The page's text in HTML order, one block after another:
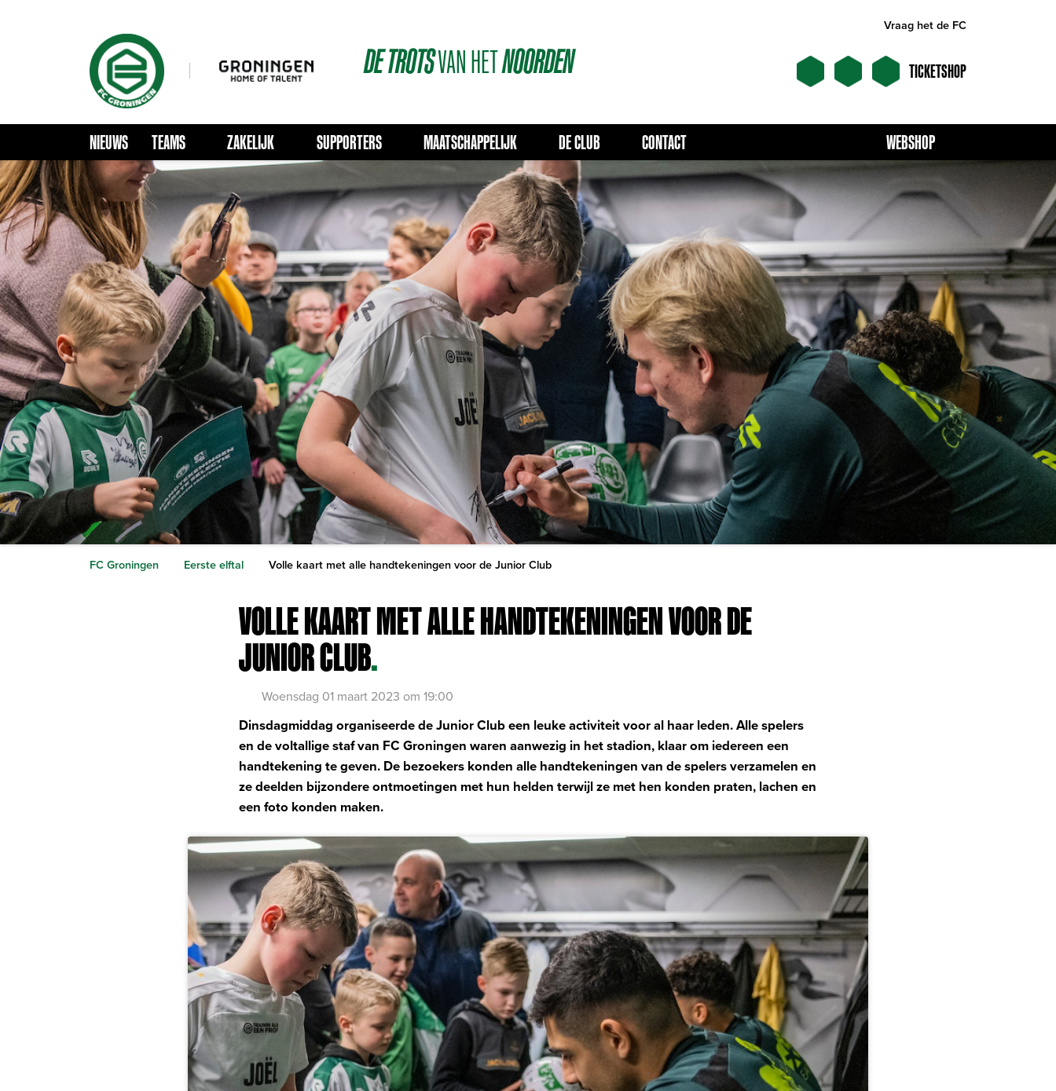
Vraag het de FC
DETROTSVANHETNOORDEN TICKETSHOP
NIEUWS TEAMS ZAKELIJK SUPPORTERS MAATSCHAPPELIJK DE CLUB CONTACT WEBSHOP
FC Groningen Eerste elftal Volle kaart met alle handtekeningen voor de Junior Club
VOLLE KAART MET ALLE HANDTEKENINGEN VOOR DE
JUNIOR CLUB.
Woensdag 01 maart 2023 om 19:00
Dinsdagmiddag organiseerde de Junior Club een leuke activiteit voor al haar leden. Alle spelers
en de voltallige staf van FC Groningen waren aanwezig in het stadion, klaar om iedereen een
handtekening te geven. De bezoekers konden alle handtekeningen van de spelers verzamelen en
ze deelden bijzondere ontmoetingen met hun helden terwijl ze met hen konden praten, lachen en
een foto konden maken.